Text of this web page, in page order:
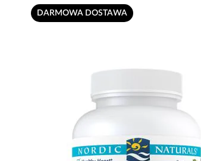
Przejdź
na
DARMOWA DOSTAWA